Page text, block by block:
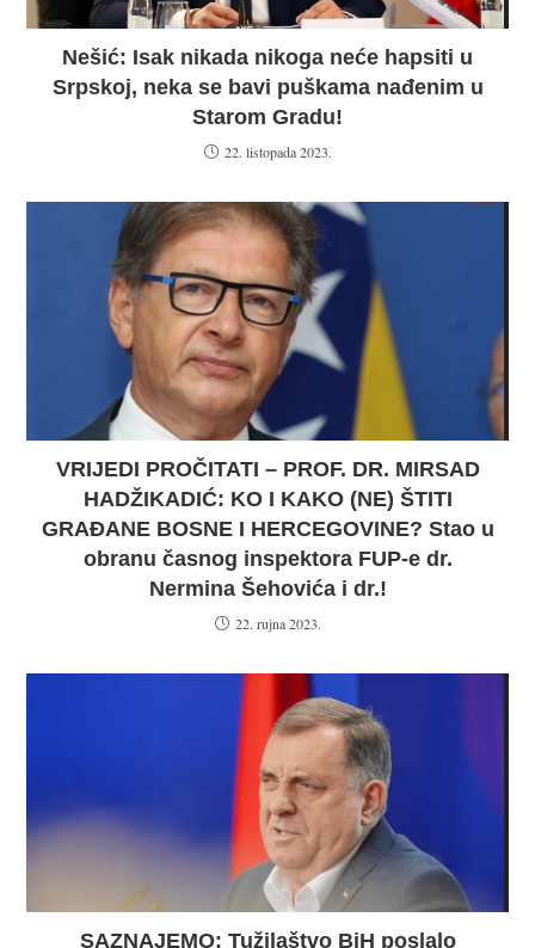
Nešić: Isak nikada nikoga neće hapsiti u
Srpskoj, neka se bavi puškama nađenim u
Starom Gradu!
22. listopada 2023.
VRIJEDI PROČITATI – PROF. DR. MIRSAD
HADŽIKADIĆ: KO I KAKO (NE) ŠTITI
GRAĐANE BOSNE I HERCEGOVINE? Stao u
obranu časnog inspektora FUP-e dr.
Nermina Šehovića i dr.!
22. rujna 2023.
SAZNAJEMO: Tužilaštvo BiH poslalo